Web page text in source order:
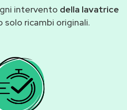
intervento della lavatrice
ricambi originali.